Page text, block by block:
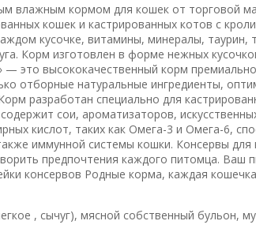
влажным кормом для кошек от торговой
кошек и кастрированных котов с
кусочке, витамины, минералы, таурин,
Корм изготовлен в форме нежных
это высококачественный корм
отборные натуральные ингредиенты,
разработан специально для
сои, ароматизаторов,
кислот, таких как Омега-3 и Омега-6,
иммунной системы кошки. Консервы для
предпочтения каждого питомца. Ваш
консервов Родные корма, каждая
, сычуг), мясной собственный бульон,